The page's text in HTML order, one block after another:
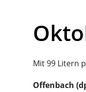
Mit 99 Litern
Offenbach